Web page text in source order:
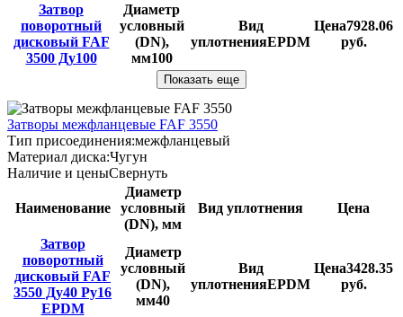
Затвор
поворотный
дисковый FAF
3500 Ду100
Диаметр
условный
(DN),
мм100
Вид
уплотненияEPDM
Цена7928.06
руб.
Показать еще
Затворы межфланцевые FAF 3550
Тип присоединения:межфланцевый
Материал диска:Чугун
Наличие и ценыСвернуть
Наименование
Диаметр
условный
(DN), мм
Вид уплотнения Цена
Затвор
поворотный
дисковый FAF
3550 Ду40 Ру16
EPDM
Диаметр
условный
(DN),
мм40
Вид
уплотненияEPDM
Цена3428.35
руб.